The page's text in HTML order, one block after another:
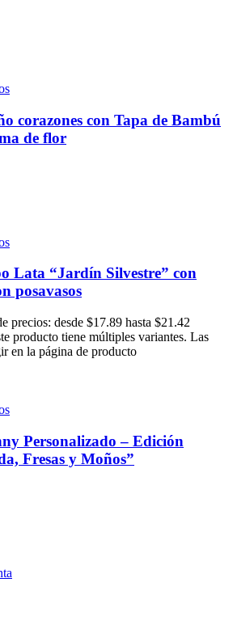
corazones con Tapa de Bambú
de flor
Lata “Jardín Silvestre” con
posavasos
precios: desde $17.89 hasta $21.42
producto tiene múltiples variantes. Las
en la página de producto
Personalizado – Edición
Fresas y Moños”